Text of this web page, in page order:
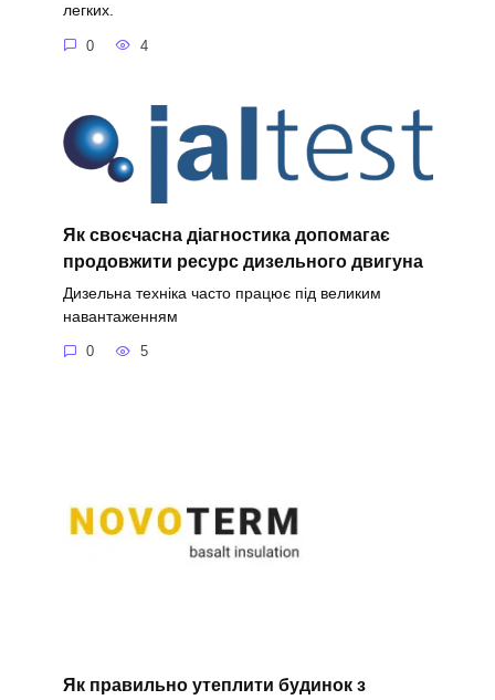
легких.
0 4
Як своєчасна діагностика допомагає
продовжити ресурс дизельного двигуна
Дизельна техніка часто працює під великим
навантаженням
0 5
Як правильно утеплити будинок з